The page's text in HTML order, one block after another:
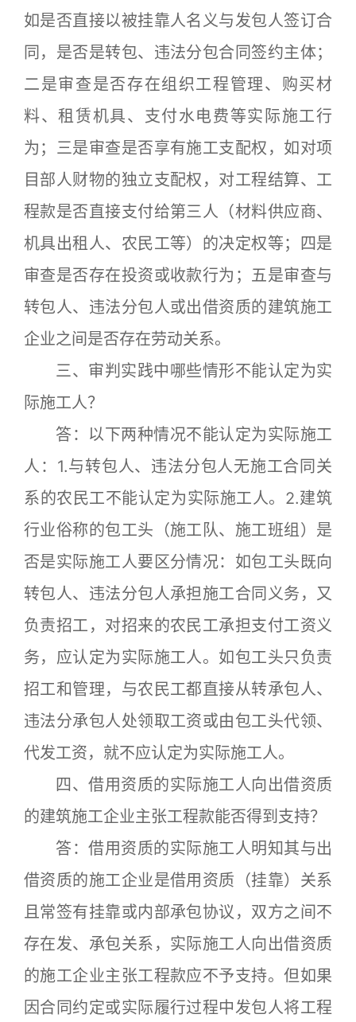
如是否直接以被挂靠人名义与发包人签订合
同，是否是转包、违法分包合同签约主体；
二是审查是否存在组织工程管理、购买材
料、租赁机具、支付水电费等实际施工行
为；三是审查是否享有施工支配权，如对项
目部人财物的独立支配权，对工程结算、工
程款是否直接支付给第三人（材料供应商、
机具出租人、农民工等）的决定权等；四是
审查是否存在投资或收款行为；五是审查与
转包人、违法分包人或出借资质的建筑施工
企业之间是否存在劳动关系。
三、审判实践中哪些情形不能认定为实
际施工人？
答：以下两种情况不能认定为实际施工
人：1.与转包人、违法分包人无施工合同关
系的农民工不能认定为实际施工人。2.建筑
行业俗称的包工头（施工队、施工班组）是
否是实际施工人要区分情况：如包工头既向
转包人、违法分包人承担施工合同义务，又
负责招工，对招来的农民工承担支付工资义
务，应认定为实际施工人。如包工头只负责
招工和管理，与农民工都直接从转承包人、
违法分承包人处领取工资或由包工头代领、
代发工资，就不应认定为实际施工人。
四、借用资质的实际施工人向出借资质
的建筑施工企业主张工程款能否得到支持？
答：借用资质的实际施工人明知其与出
借资质的施工企业是借用资质（挂靠）关系
且常签有挂靠或内部承包协议，双方之间不
存在发、承包关系，实际施工人向出借资质
的施工企业主张工程款应不予支持。但如果
因合同约定或实际履行过程中发包人将工程